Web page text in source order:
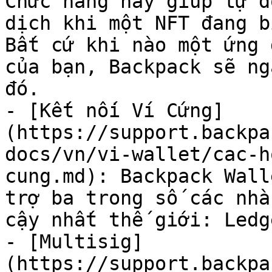
dịch khi một NFT đang
Bất cứ khi nào một ứng
của bạn, Backpack sẽ
đó.
- [Kết nối Ví Cứng]
(https://
docs/vn/vi-wallet/cac-
cung.md): Backpack
trợ ba trong số các
cậy nhất thế giới:
- [Multisig]
(https://